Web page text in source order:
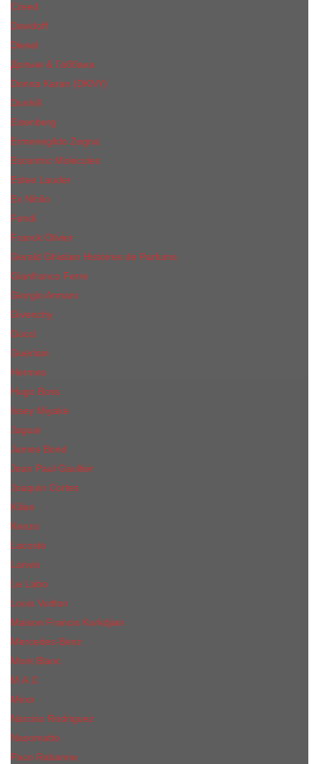
Creed
Davidoff
Diesel
Дольче & Габбана
Donna Karan (DKNY)
Dunhill
Eisenberg
Ermenegildo Zegna
Escentric Molecules
Еsteе Lаudеr
Ex Nihilo
Fendi
Franck Olivier
Gerald Ghislain Histoires de Parfums
Gianfranco Ferre
Giorgio Armani
Givenchy
Gucci
Guerlain
Hermes
Hugo Boss
Issey Miyake
Jaguar
James Bond
Jean Paul Gaultier
Joaquin Сortes
Kilian
Kenzo
Lacoste
Lanvin
Le Labo
Louis Vuitton
Maison Francis Kurkdjian
Mercedes-Benz
Mont Blanc
M.А.C.
Mexx
Narciso Rodriguez
Nasomatto
Paco Rabanne